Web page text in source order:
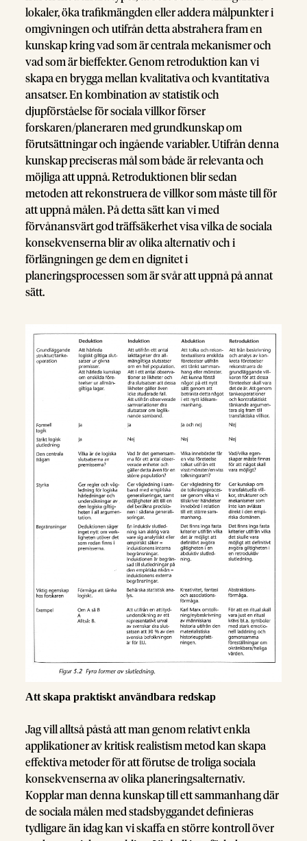
lokaler, öka trafikmängden eller addera målpunkter i
omgivningen och utifrån detta abstrahera fram en
kunskap kring vad som är centrala mekanismer och
vad som är bieffekter. Genom retroduktion kan vi
skapa en brygga mellan kvalitativa och kvantitativa
ansatser. En kombination av statistik och
djupförståelse för sociala villkor förser
forskaren/planeraren med grundkunskap om
förutsättningar och ingående variabler. Utifrån denna
kunskap preciseras mål som både är relevanta och
möjliga att uppnå. Retroduktionen blir sedan
metoden att rekonstruera de villkor som måste till för
att uppnå målen. På detta sätt kan vi med
förvånansvärt god träffsäkerhet visa vilka de sociala
konsekvenserna blir av olika alternativ och i
förlängningen ge dem en dignitet i
planeringsprocessen som är svår att uppnå på annat
sätt.
Att skapa praktiskt användbara redskap
Jag vill alltså påstå att man genom relativt enkla
applikationer av kritisk realistism metod kan skapa
effektiva metoder för att förutse de troliga sociala
konsekvenserna av olika planeringsalternativ.
Kopplar man denna kunskap till ett sammanhang där
de sociala målen med stadsbyggandet definieras
tydligare än idag kan vi skaffa en större kontroll över